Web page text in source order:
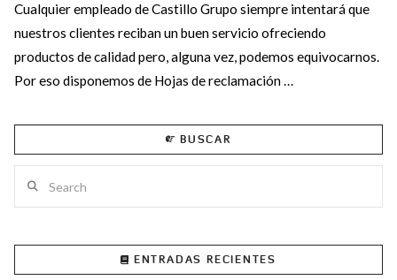
Cualquier empleado de Castillo Grupo siempre intentará que
nuestros clientes reciban un buen servicio ofreciendo
productos de calidad pero, alguna vez, podemos equivocarnos.
Por eso disponemos de Hojas de reclamación …
BUSCAR
ENTRADAS RECIENTES